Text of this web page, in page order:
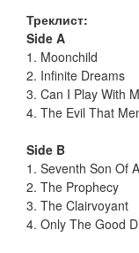
Треклист:
Side A
1. Moonchild
2. Infinite Dreams
3. Can I Play With
4. The Evil That
Side B
1. Seventh Son Of
2. The Prophecy
3. The Clairvoyant
4. Only The Good